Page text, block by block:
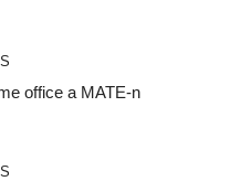
office a MATE-n